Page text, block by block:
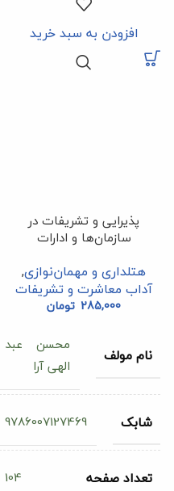
افزودن به سبد خرید
پذیرایی و تشریفات در
سازمان‌ها و ادارات
هتلداری و مهمان‌نوازی,
آداب معاشرت و تشریفات
285,000 تومان
نام مولف
محسن عبد
الهی آرا
شابک 9786007127469
تعداد صفحه 104